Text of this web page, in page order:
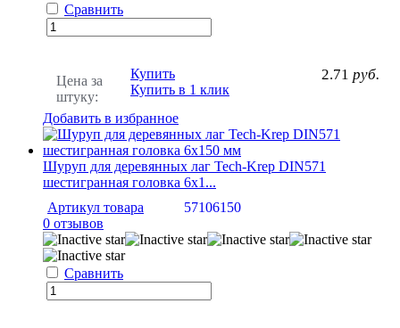
Сравнить
Цена за
штуку:
2.71 руб.
Купить
Купить в 1 клик
Добавить в избранное
Шуруп для деревянных лаг Tech-Krep DIN571
шестигранная головка 6х1...
Артикул товара
57106150
0 отзывов
Сравнить